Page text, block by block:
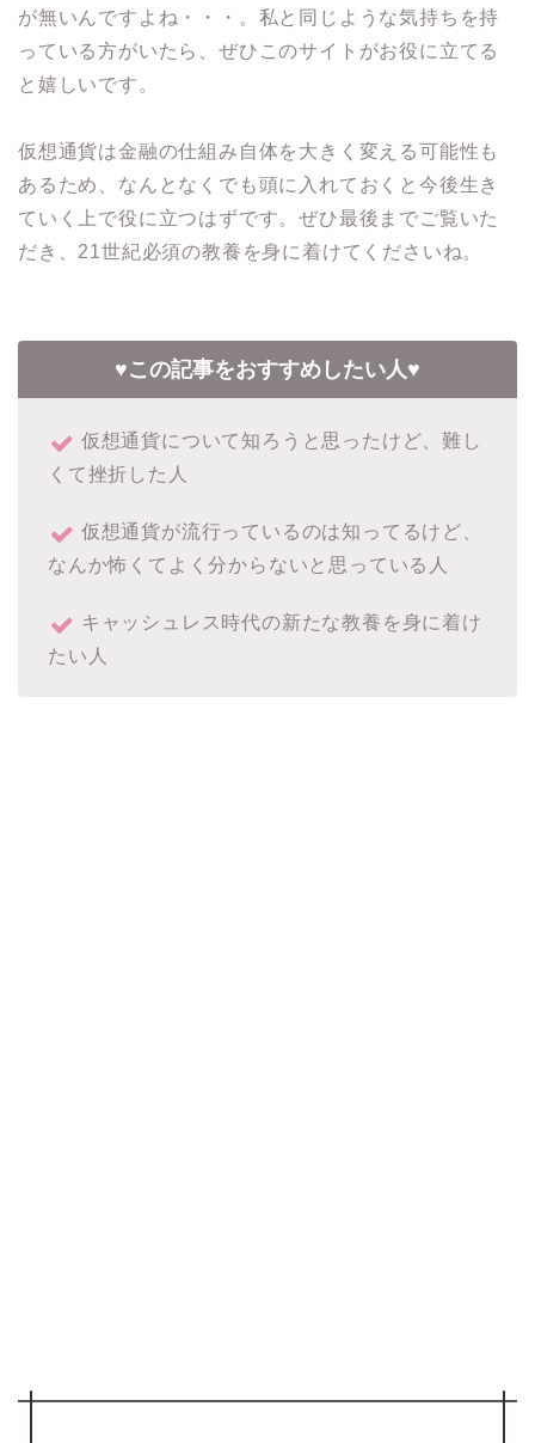
が無いんですよね・・・。私と同じような気持ちを持
っている方がいたら、ぜひこのサイトがお役に立てる
と嬉しいです。
仮想通貨は金融の仕組み自体を大きく変える可能性も
あるため、なんとなくでも頭に入れておくと今後生き
ていく上で役に立つはずです。ぜひ最後までご覧いた
だき、21世紀必須の教養を身に着けてくださいね。
♥この記事をおすすめしたい人♥
仮想通貨について知ろうと思ったけど、難し
くて挫折した人
仮想通貨が流行っているのは知ってるけど、
なんか怖くてよく分からないと思っている人
キャッシュレス時代の新たな教養を身に着け
たい人